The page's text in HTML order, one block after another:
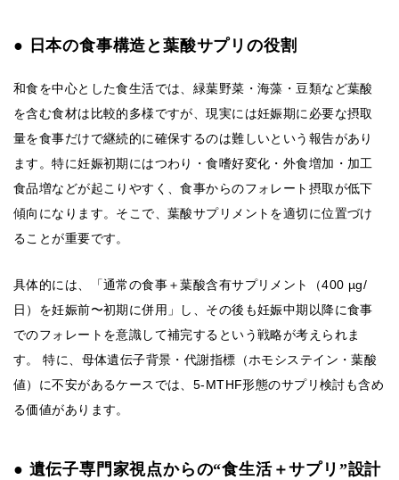
● 日本の食事構造と葉酸サプリの役割
和食を中心とした食生活では、緑葉野菜・海藻・豆類など葉酸
を含む食材は比較的多様ですが、現実には妊娠期に必要な摂取
量を食事だけで継続的に確保するのは難しいという報告があり
ます。特に妊娠初期にはつわり・食嗜好変化・外食増加・加工
食品増などが起こりやすく、食事からのフォレート摂取が低下
傾向になります。そこで、葉酸サプリメントを適切に位置づけ
ることが重要です。
具体的には、「通常の食事＋葉酸含有サプリメント（400 µg/
日）を妊娠前〜初期に併用」し、その後も妊娠中期以降に食事
でのフォレートを意識して補完するという戦略が考えられま
す。 特に、母体遺伝子背景・代謝指標（ホモシステイン・葉酸
値）に不安があるケースでは、5-MTHF形態のサプリ検討も含め
る価値があります。
● 遺伝子専門家視点からの“食生活＋サプリ”設計